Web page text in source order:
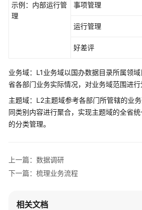
服
务
方
案
华
为
云
大
数
决
示例：内部运行管
理
事项管理
运行管理
好差评
业务域：L1业务域以国办数据目录所属领
省各部门业务实际情况，对业务域范围进行
主题域：L2主题域参考各部门所管辖的业
同类别内容进行聚合，实现主题域的全省
的分类管理。
上一篇：数据调研
下一篇：梳理业务流程
相关文档